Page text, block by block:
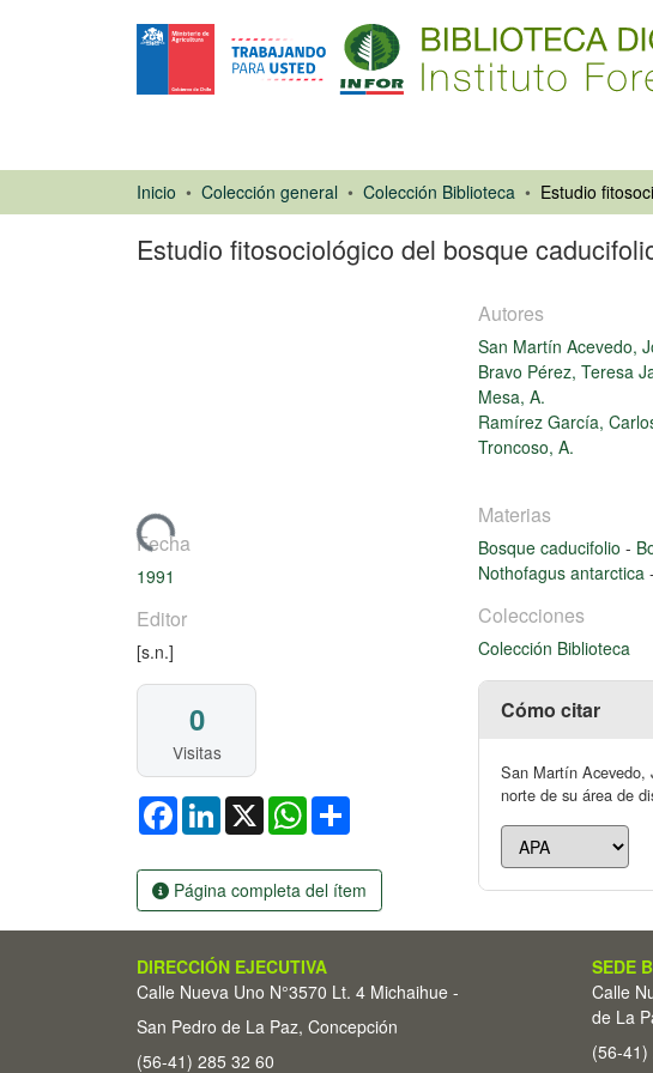
Inicio Colección general Colección Biblioteca
Estudio fitosociológico del bosque
Cargando...
Fecha
1991
Editor
[s.n.]
0
Visitas
FacebookLinkedIn
X WhatsApp
Página completa del ítem
Autores
San Martín Acevedo,
Bravo Pérez, Teresa
Mesa, A.
Ramírez García,
Troncoso, A.
Materias
Bosque caducifolio -
Nothofagus antarctica -
Colecciones
Colección Biblioteca
Cómo citar
San Martín Acevedo,
norte de su área de
DIRECCIÓN EJECUTIVA
Calle Nueva Uno N°3570 Lt. 4 Michaihue -
San Pedro de La Paz, Concepción
(56-41) 285 32 60
SEDE
Calle
de La
(56-41)